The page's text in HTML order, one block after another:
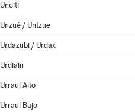
Unciti
Unzué / Untzue
Urdazubi / Urdax
Urdiain
Urraul Alto
Urraul Bajo